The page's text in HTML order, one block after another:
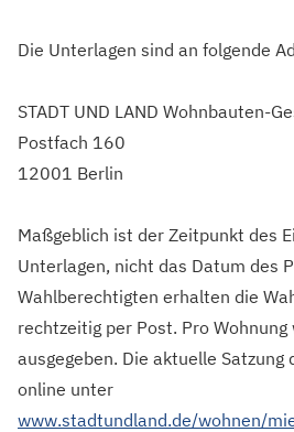
Die Unterlagen sind an folgende
STADT UND LAND Wohnbauten-
Postfach 160
12001 Berlin
Maßgeblich ist der Zeitpunkt des
Unterlagen, nicht das Datum des
Wahlberechtigten erhalten die
rechtzeitig per Post. Pro
ausgegeben. Die aktuelle
online unter
www.stadtundland.de/wohnen/